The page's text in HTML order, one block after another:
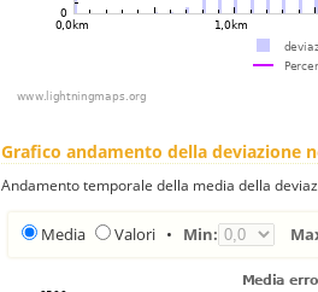
Grafico andamento della deviazione
Andamento temporale della media della
Media Valori • Min: